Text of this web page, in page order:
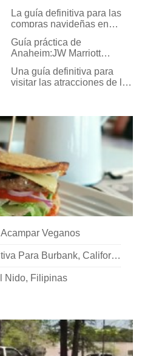
La guía definitiva para las
compras navideñas en
Guía práctica de
Anaheim:JW Marriott
Una guía definitiva para
visitar las atracciones de la
Veganos
La Guía De Viaje Definitiva Para Burbank, California
Nido, Filipinas